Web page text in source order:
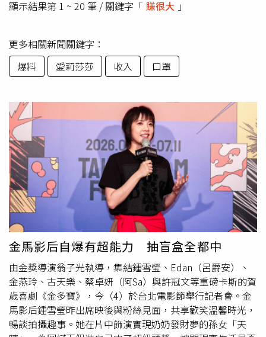
顯示結果第 1 ~ 20 筆 / 關鍵字「 賺很大 」
更多相關新聞關鍵字：
爆料
愛莉莎莎 收入 口罩
金馬影后自爆有超能力 抽盲盒全都中
由金獎導演翁子光執導，集結鍾雪瑩、Edan（呂爵安）、
金燕玲、古天樂、蔡卓妍（阿Sa）與許冠文等重磅卡斯的賀
歲喜劇《金多寶》，今（4）於台北電影節舉行記者會。金
馬影后鍾雪瑩昨出席映後與粉絲見面，共享歡笑溫馨時光，
暢談拍攝趣事。她在片中飾演實現奶奶發財夢的孫女「天